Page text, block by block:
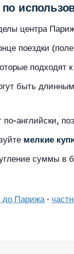
центра
поездки
подходят
быть
по-английски,
мелкие
суммы
до Парижа ·